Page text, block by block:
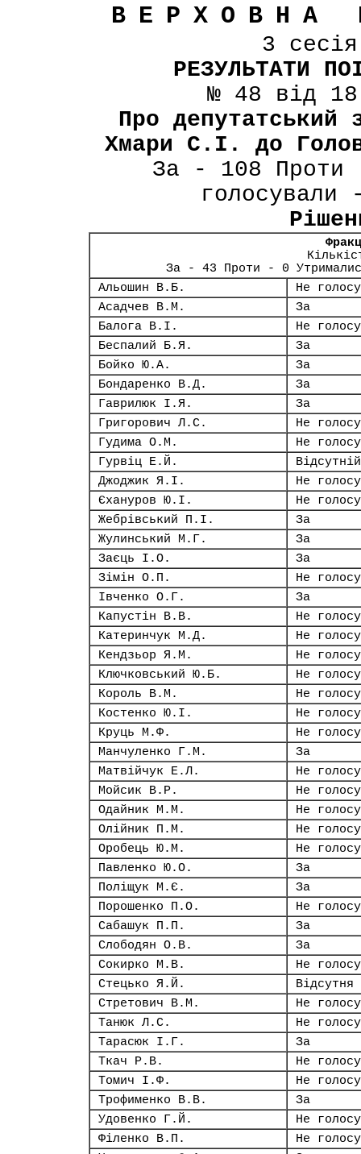
ВЕРХОВНА
3
РЕЗУЛЬТАТИ
№ 48 від
Про депутатський
Хмари С.І. до
За - 108 Проти
За - 43 Проти - 0
Альошин В.Б.
Не
Асадчев В.М.
За
Балога В.І.
Не
Беспалий Б.Я.
За
Бойко Ю.А.
За
Бондаренко В.Д.
За
Гаврилюк І.Я.
За
Григорович Л.С.
Не
Гудима О.М.
Не
Гурвіц Е.Й.
Відсутній
Джоджик Я.І.
Не
Єхануров Ю.І.
Не
Жебрівський П.І.
За
Жулинський М.Г.
За
Заєць І.О.
За
Зімін О.П.
Не
Івченко О.Г.
За
Капустін В.В.
Не
Катеринчук М.Д.
Не
Кендзьор Я.М.
Не
Ключковський Ю.Б.
Не
Король В.М.
Не
Костенко Ю.І.
Не
Круць М.Ф.
Не
Манчуленко Г.М.
За
Матвійчук Е.Л.
Не
Мойсик В.Р.
Не
Одайник М.М.
Не
Олійник П.М.
Не
Оробець Ю.М.
Не
Павленко Ю.О.
За
Поліщук М.Є.
За
Порошенко П.О.
Не
Сабашук П.П.
За
Слободян О.В.
За
Сокирко М.В.
Не
Стецько Я.Й.
Відсутня
Стретович В.М.
Не
Танюк Л.С.
Не
Тарасюк І.Г.
За
Ткач Р.В.
Не
Томич І.Ф.
Не
Трофименко В.В.
За
Удовенко Г.Й.
Не
Філенко В.П.
Не